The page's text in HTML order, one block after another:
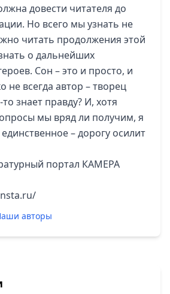
довести читателя до
Но всего мы узнать не
читать продолжения этой
о дальнейших
Сон – это и просто, и
не всегда автор – творец
знает правду? И, хотя
мы вряд ли получим, я
– дорогу осилит
портал КАМЕРА
авторы